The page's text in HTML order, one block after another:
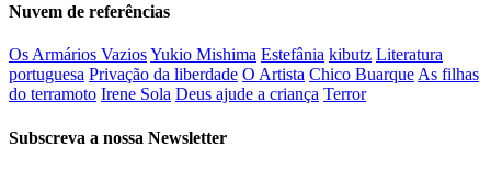
Nuvem de referências
Os Armários VaziosYukio Mishima Estefânia kibutz Literatura
portuguesa Privação da liberdade O Artista Chico Buarque As filhas
do terramoto Irene Sola Deus ajude a criança Terror
Subscreva a nossa Newsletter